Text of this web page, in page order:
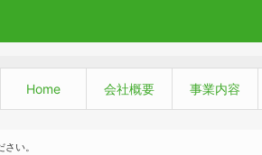
Home 会社概要 事業内容
い。